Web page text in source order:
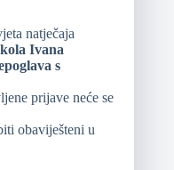
natječaja
Ivana
s
prijave neće se
obaviješteni u